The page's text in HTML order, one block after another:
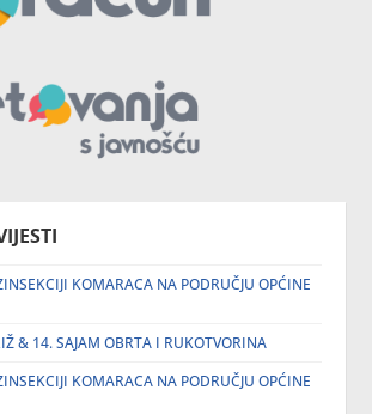
KOMARACA NA PODRUČJU OPĆINE
& 14. SAJAM OBRTA I RUKOTVORINA
KOMARACA NA PODRUČJU OPĆINE